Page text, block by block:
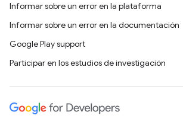
Informar sobre un error en la plataforma
Informar sobre un error en la documentación
Google Play support
Participar en los estudios de investigación